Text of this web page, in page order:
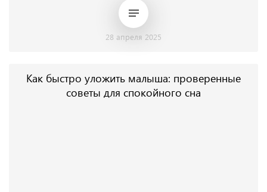
28 апреля 2025
Как быстро уложить малыша: проверенные
советы для спокойного сна